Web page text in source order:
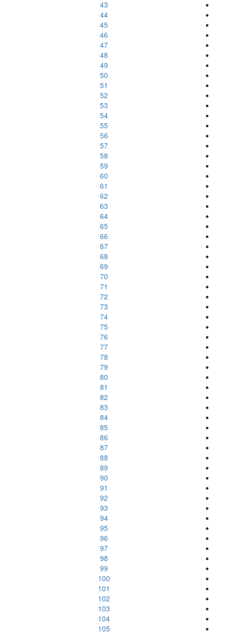
43
44
45
46
47
48
49
50
51
52
53
54
55
56
57
58
59
60
61
62
63
64
65
66
67
68
69
70
71
72
73
74
75
76
77
78
79
80
81
82
83
84
85
86
87
88
89
90
91
92
93
94
95
96
97
98
99
100
101
102
103
104
105